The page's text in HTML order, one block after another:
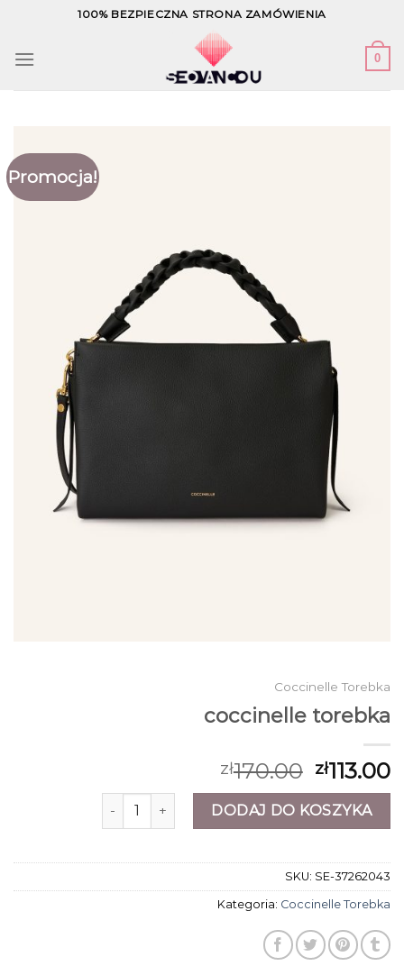
content
100% BEZPIECZNA STRONA ZAMÓWIENIA
0
Promocja!
Coccinelle Torebka
coccinelle torebka
zł170.00 zł113.00
ilość coccinelle torebkaDODAJ DO KOSZYKA
SKU: SE-37262043
Kategoria: Coccinelle Torebka